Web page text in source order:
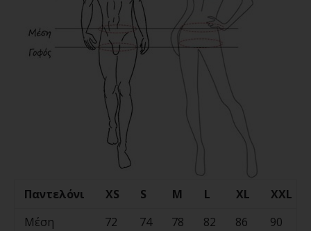
Παντελόνι XS S M L XL
XXL
Μέση
72 74 78 82 86
90